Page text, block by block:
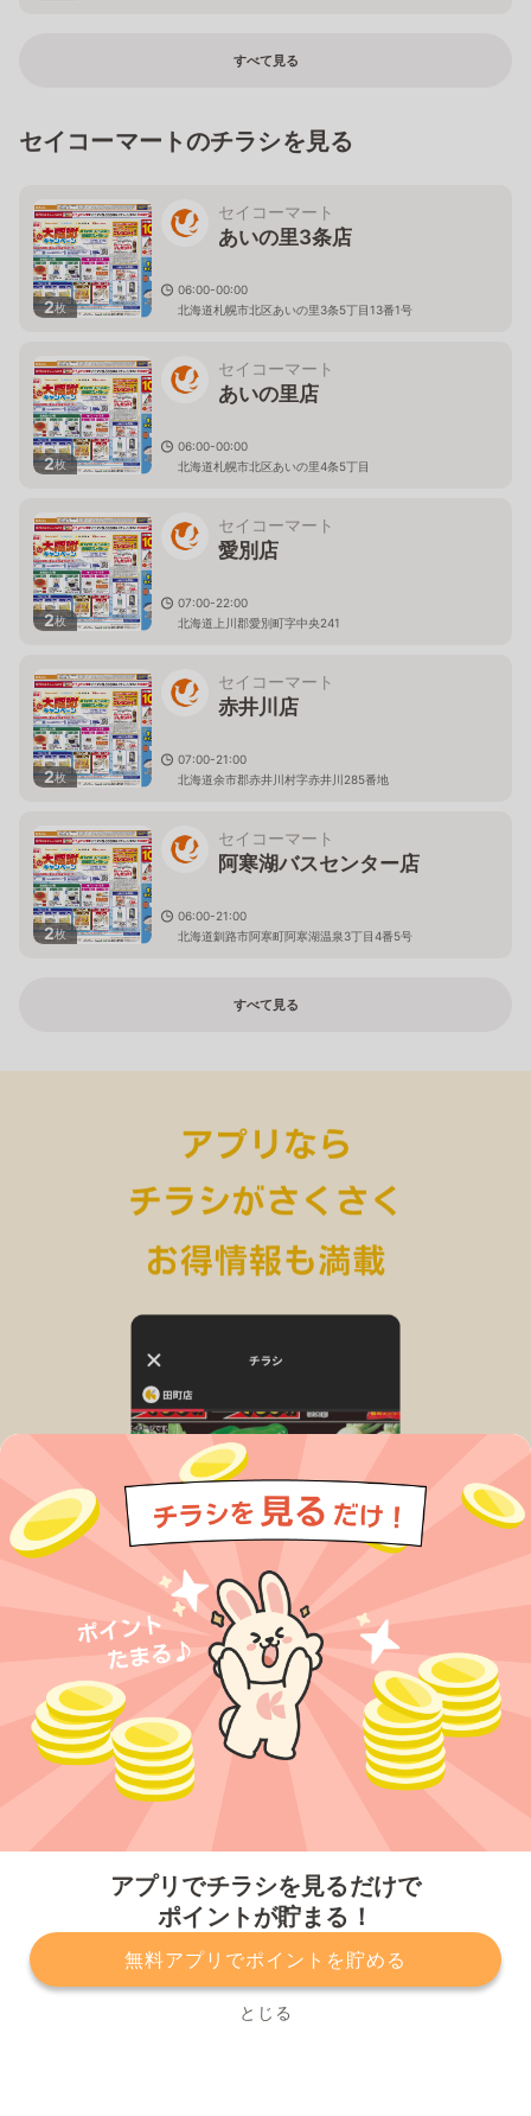
アプリでチラシを見るだけで
ポイントが貯まる！
無料アプリでポイントを貯める
とじる
すべて見る
セイコーマートのチラシを見る
2枚
セイコーマート
あいの里3条店
06:00-00:00
北海道札幌市北区あいの里3条5丁目13番1号
2枚
セイコーマート
あいの里店
06:00-00:00
北海道札幌市北区あいの里4条5丁目
2枚
セイコーマート
愛別店
07:00-22:00
北海道上川郡愛別町字中央241
2枚
セイコーマート
赤井川店
07:00-21:00
北海道余市郡赤井川村字赤井川285番地
2枚
セイコーマート
阿寒湖バスセンター店
06:00-21:00
北海道釧路市阿寒町阿寒湖温泉3丁目4番5号
すべて見る
プライバシーポリシー 利用規約
運営会社
サービスに関してのお問い合わせ